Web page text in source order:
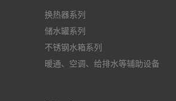
换热器系列
储水罐系列
不锈钢水箱系列
暖通、空调、给排水等辅助设备